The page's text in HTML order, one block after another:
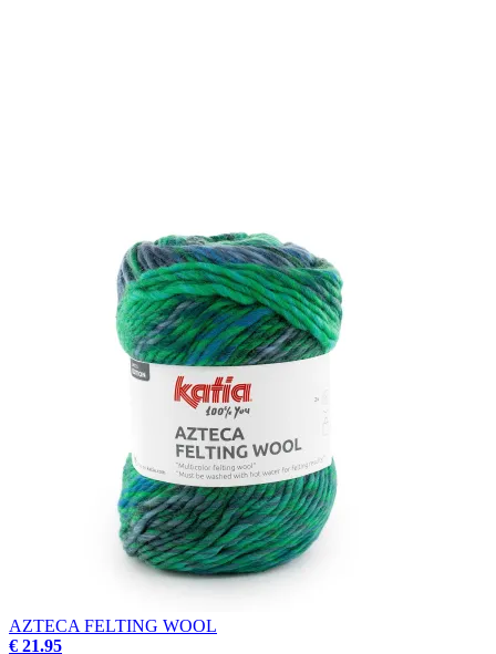
AZTECA FELTING WOOL
€ 21.95